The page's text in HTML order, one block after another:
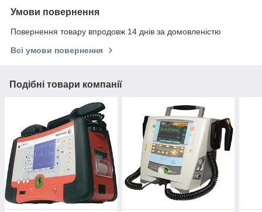
Умови повернення
Повернення товару впродовж 14 днів за домовленістю
Всі умови повернення
Подібні товари компанії